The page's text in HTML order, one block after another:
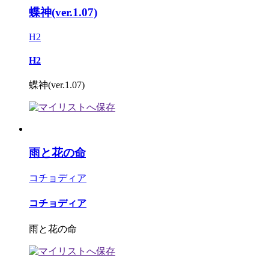
蝶神(ver.1.07)
H2
H2
蝶神(ver.1.07)
雨と花の命
コチョディア
コチョディア
雨と花の命